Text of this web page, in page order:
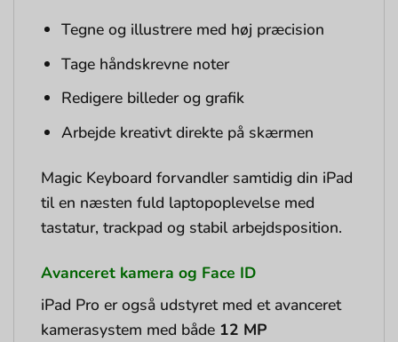
Tegne og illustrere med høj præcision
Tage håndskrevne noter
Redigere billeder og grafik
Arbejde kreativt direkte på skærmen
Magic Keyboard forvandler samtidig din iPad
til en næsten fuld laptopoplevelse med
tastatur, trackpad og stabil arbejdsposition.
Avanceret kamera og Face ID
iPad Pro er også udstyret med et avanceret
kamerasystem med både 12 MP